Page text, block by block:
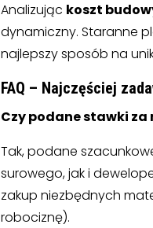
Analizując koszt
dynamiczny. Staranne
najlepszy sposób na
FAQ – Najczęściej
Czy podane stawki
Tak, podane
surowego, jak i
zakup niezbędnych
robociznę).